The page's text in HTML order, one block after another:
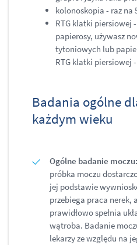
kolonoskopia - raz na
RTG klatki piersiowej
papierosy, używasz
tytoniowych lub
RTG klatki piersiowej
Badania ogólne
każdym wieku
Ogólne badanie moczu:
próbka moczu
jej podstawie
przebiega praca nerek,
prawidłowo spełnia
wątroba. Badanie
lekarzy ze względu na